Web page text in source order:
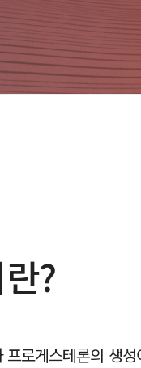
ENG
?
로게스테론의 생